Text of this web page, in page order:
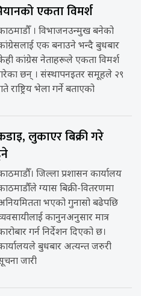
एकता विमर्श
। विभाजनउन्मुख बनेको
एक बनाउने भन्दै बुधबार
कांग्रेस नेताहरूले एकता विमर्श
छन् । संस्थापनइतर समूहले २९
राष्ट्रिय भेला गर्ने बताएको
लुकाएर बिक्री गरे
जिल्ला प्रशासन कार्यालय
ग्यास बिक्री-वितरणमा
भएको गुनासो बढेपछि
कानुनअनुसार मात्र
गर्न निर्देशन दिएको छ।
बुधबार अत्यन्त जरुरी
जारी